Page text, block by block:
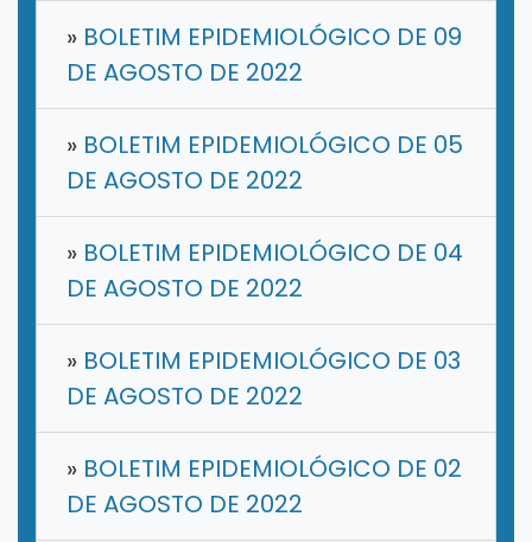
» BOLETIM EPIDEMIOLÓGICO DE 09
DE AGOSTO DE 2022
» BOLETIM EPIDEMIOLÓGICO DE 05
DE AGOSTO DE 2022
» BOLETIM EPIDEMIOLÓGICO DE 04
DE AGOSTO DE 2022
» BOLETIM EPIDEMIOLÓGICO DE 03
DE AGOSTO DE 2022
» BOLETIM EPIDEMIOLÓGICO DE 02
DE AGOSTO DE 2022